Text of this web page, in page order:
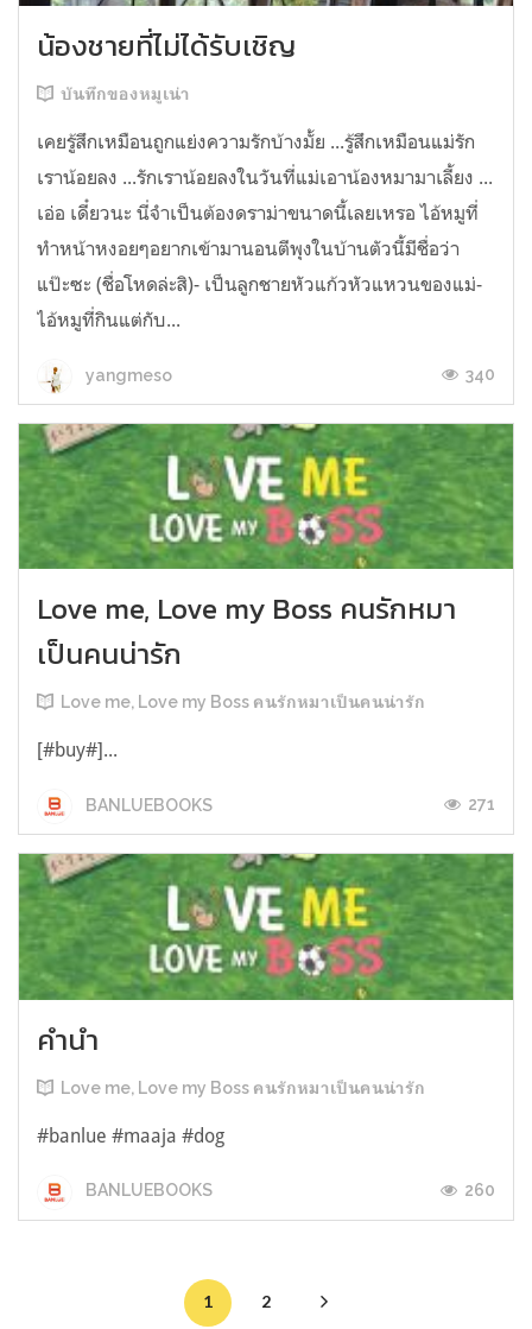
น้องชายที่ไม่ได้รับเชิญ
บันทึกของหมูเน่า
เคยรู้สึกเหมือนถูกแย่งความรักบ้างมั้ย ...รู้สึกเหมือนแม่รัก
เราน้อยลง ...รักเราน้อยลงในวันที่แม่เอาน้องหมามาเลี้ยง ...
เอ่อ เดี๋ยวนะ นี่จำเป็นต้องดราม่าขนาดนี้เลยเหรอ ไอ้หมูที่
ทำหน้าหงอยๆอยากเข้ามานอนตีพุงในบ้านตัวนี้มีชื่อว่า
แป๊ะซะ (ชื่อโหดล่ะสิ)- เป็นลูกชายหัวแก้วหัวแหวนของแม่-
ไอ้หมูที่กินแต่กับ...
yangmeso 340
Love me, Love my Boss คนรักหมา
เป็นคนน่ารัก
Love me, Love my Boss คนรักหมาเป็นคนน่ารัก
[#buy#]...
BANLUEBOOKS 271
คำนำ
Love me, Love my Boss คนรักหมาเป็นคนน่ารัก
#banlue #maaja #dog
BANLUEBOOKS 260
1 2